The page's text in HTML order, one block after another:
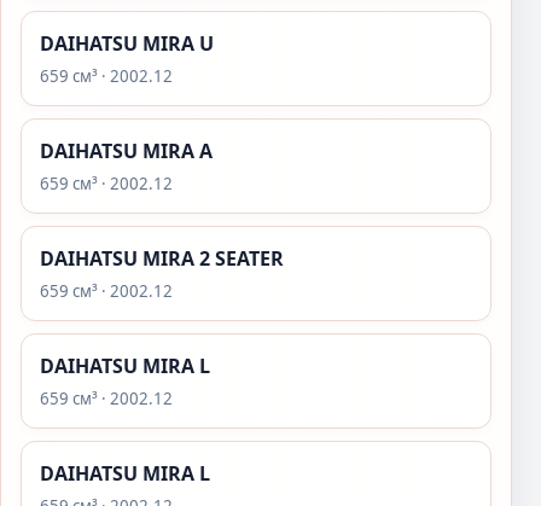
DAIHATSU MIRA U
659 см³ · 2002.12
DAIHATSU MIRA A
659 см³ · 2002.12
DAIHATSU MIRA 2 SEATER
659 см³ · 2002.12
DAIHATSU MIRA L
659 см³ · 2002.12
DAIHATSU MIRA L